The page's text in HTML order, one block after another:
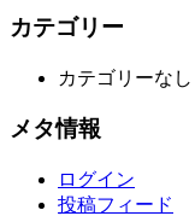
カテゴリー
カテゴリーなし
メタ情報
ログイン
投稿フィード